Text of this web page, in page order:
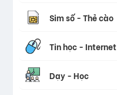
Sim số - Thẻ cào
Tin học - Internet
Dạy - Học